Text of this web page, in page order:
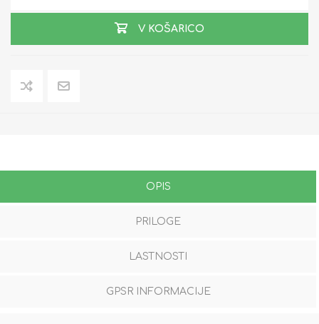
V KOŠARICO
OPIS
PRILOGE
LASTNOSTI
GPSR INFORMACIJE